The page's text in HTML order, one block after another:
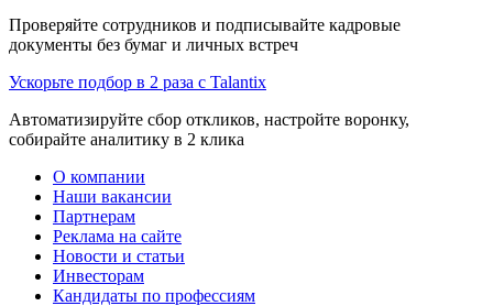
Проверяйте сотрудников и подписывайте кадровые
документы без бумаг и личных встреч
Ускорьте подбор в 2 раза с Talantix
Автоматизируйте сбор откликов, настройте воронку,
собирайте аналитику в 2 клика
О компании
Наши вакансии
Партнерам
Реклама на сайте
Новости и статьи
Инвесторам
Кандидаты по профессиям